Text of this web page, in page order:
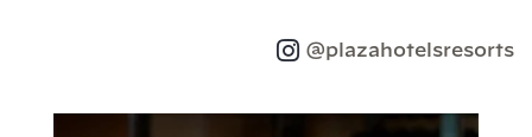
@plazahotelsresorts